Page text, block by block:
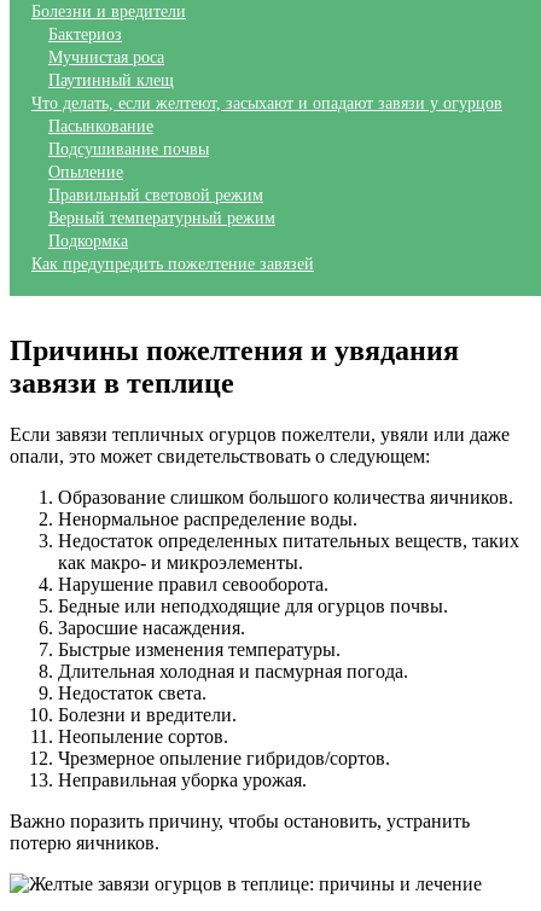
Болезни и вредители
Бактериоз
Мучнистая роса
Паутинный клещ
Что делать, если желтеют, засыхают и опадают завязи у огурцов
Пасынкование
Подсушивание почвы
Опыление
Правильный световой режим
Верный температурный режим
Подкормка
Как предупредить пожелтение завязей
Причины пожелтения и увядания
завязи в теплице
Если завязи тепличных огурцов пожелтели, увяли или даже
опали, это может свидетельствовать о следующем:
Образование слишком большого количества яичников.
Ненормальное распределение воды.
Недостаток определенных питательных веществ, таких
как макро- и микроэлементы.
Нарушение правил севооборота.
Бедные или неподходящие для огурцов почвы.
Заросшие насаждения.
Быстрые изменения температуры.
Длительная холодная и пасмурная погода.
Недостаток света.
Болезни и вредители.
Неопыление сортов.
Чрезмерное опыление гибридов/сортов.
Неправильная уборка урожая.
Важно поразить причину, чтобы остановить, устранить
потерю яичников.